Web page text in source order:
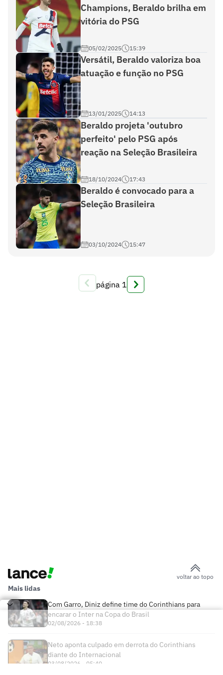
Champions, Beraldo brilha em
vitória do PSG
05/02/2025 15:39
Versátil, Beraldo valoriza boa
atuação e função no PSG
13/01/2025 14:13
Beraldo projeta 'outubro
perfeito' pelo PSG após
reação na Seleção Brasileira
18/10/2024 17:43
Beraldo é convocado para a
Seleção Brasileira
03/10/2024 15:47
página 1
voltar ao topo
Mais lidas
Com Garro, Diniz define time do Corinthians para
encarar o Inter na Copa do Brasil
02/08/2026 - 18:38
Neto aponta culpado em derrota do Corinthians
diante do Internacional
03/08/2026 - 05:40